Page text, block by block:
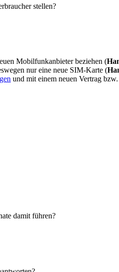
stellen?
Mobilfunkanbieter beziehen (
nur eine neue SIM-Karte (
und mit einem neuen Vertrag
damit führen?